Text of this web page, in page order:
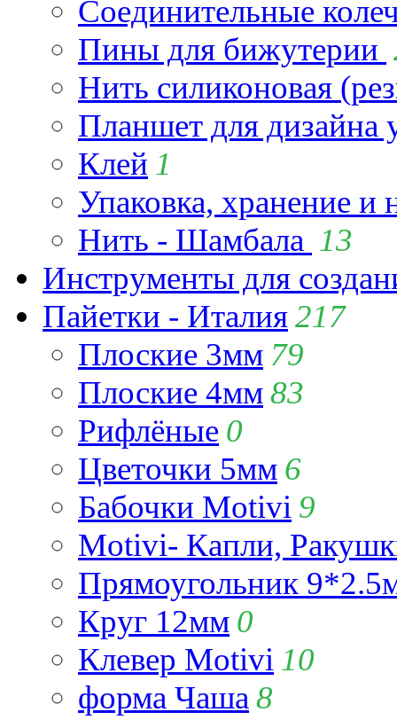
Соединительные
Пины для бижутерии
Нить силиконовая
Планшет для
Клей 1
Упаковка, хранение и
Нить - Шамбала 13
Инструменты для
Пайетки - Италия217
Плоские 3мм 79
Плоские 4мм83
Рифлёные 0
Цветочки 5мм 6
Бабочки Motivi 9
Motivi- Капли,
Прямоугольник
Круг 12мм 0
Клевер Motivi 10
форма Чаша 8